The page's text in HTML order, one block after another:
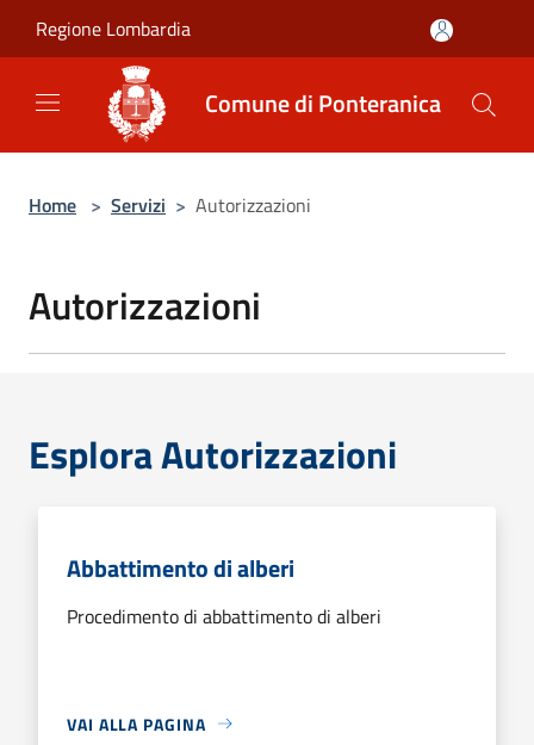
Regione Lombardia
Comune di Ponteranica
Home > Servizi > Autorizzazioni
Autorizzazioni
Esplora Autorizzazioni
Abbattimento di alberi
Procedimento di abbattimento di alberi
VAI ALLA PAGINA